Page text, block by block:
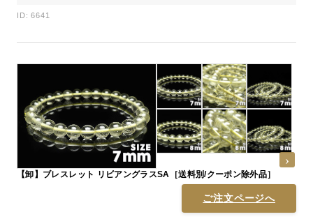
ID: 6641
【卸】ブレスレット リビアングラスSA［送料別/クーポン除外品］
ご注文ページへ